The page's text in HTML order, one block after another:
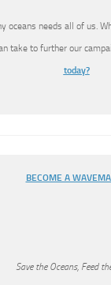
oceans needs all of us.
take to further our
today?
BECOME A
Save the Oceans, Feed